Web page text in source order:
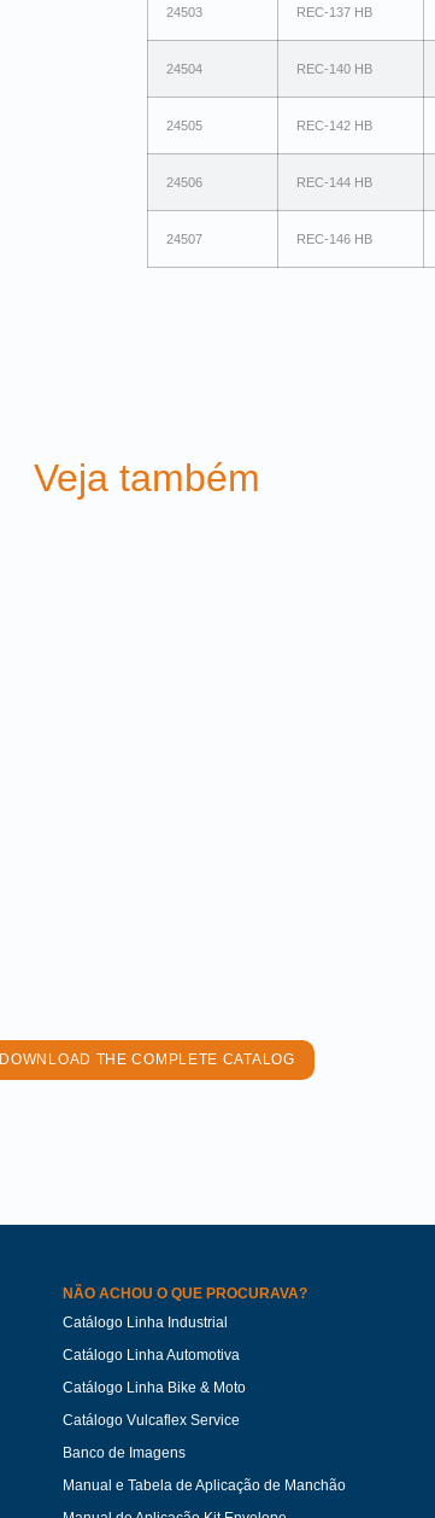
24503 REC-137 HB
24504 REC-140 HB
24505 REC-142 HB
24506 REC-144 HB
24507 REC-146 HB
Veja também
DOWNLOAD THE COMPLETE CATALOG
NÃO ACHOU O QUE PROCURAVA?
Catálogo Linha Industrial
Catálogo Linha Automotiva
Catálogo Linha Bike & Moto
Catálogo Vulcaflex Service
Banco de Imagens
Manual e Tabela de Aplicação de Manchão